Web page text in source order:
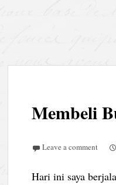
Membeli
Leave a comment
Hari ini saya